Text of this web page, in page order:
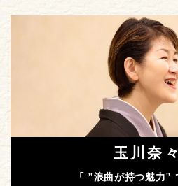
玉川奈
「 "浪曲が持つ魅力"